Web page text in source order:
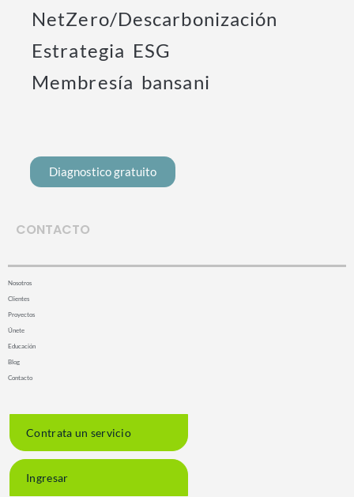
NetZero/Descarbonización
Estrategia ESG
Membresía bansani
Diagnostico gratuito
CONTACTO
Nosotros
Clientes
Proyectos
Únete
Educación
Blog
Contacto
Contrata un servicio
Ingresar